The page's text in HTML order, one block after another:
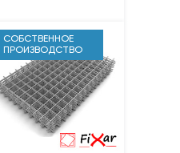
СОБСТВЕННОЕ
ПРОИЗВОДСТВО